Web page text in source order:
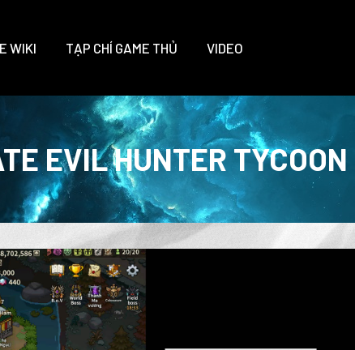
WIKI TẠP CHÍ GAME THỦ VIDEO
EVIL HUNTER